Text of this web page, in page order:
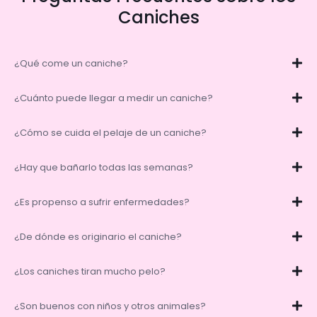
Caniches
¿Qué come un caniche?
¿Cuánto puede llegar a medir un caniche?
¿Cómo se cuida el pelaje de un caniche?
¿Hay que bañarlo todas las semanas?
¿Es propenso a sufrir enfermedades?
¿De dónde es originario el caniche?
¿Los caniches tiran mucho pelo?
¿Son buenos con niños y otros animales?